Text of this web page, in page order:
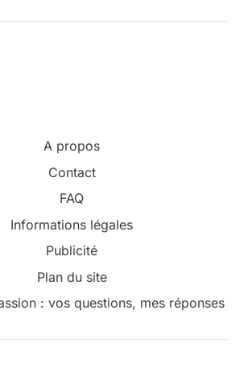
A propos
Contact
FAQ
Informations légales
Publicité
Plan du site
: vos questions, mes réponses